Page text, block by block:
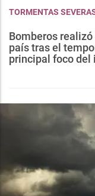
TORMENTAS
Bomberos
país tras el
principal foco del